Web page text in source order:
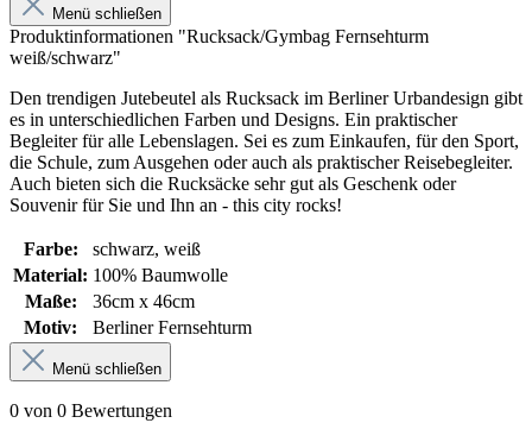
Menü schließen
Produktinformationen "Rucksack/Gymbag Fernsehturm
weiß/schwarz"
Den trendigen Jutebeutel als Rucksack im Berliner Urbandesign gibt
es in unterschiedlichen Farben und Designs. Ein praktischer
Begleiter für alle Lebenslagen. Sei es zum Einkaufen, für den Sport,
die Schule, zum Ausgehen oder auch als praktischer Reisebegleiter.
Auch bieten sich die Rucksäcke sehr gut als Geschenk oder
Souvenir für Sie und Ihn an - this city rocks!
Farbe: schwarz, weiß
Material: 100% Baumwolle
Maße:
36cm x 46cm
Motiv:
Berliner Fernsehturm
Menü schließen
0 von 0 Bewertungen